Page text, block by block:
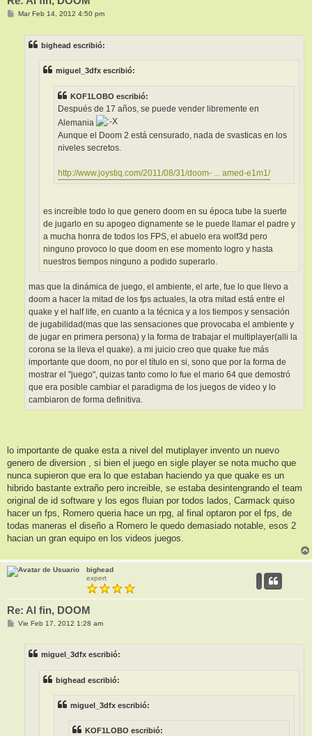
MMar Feb 14, 2012 4:50 pm
bighead escribió:
miguel_3dfx escribió:
KOF1LOBO escribió:
Después de 17 años, se puede vender libremente en
Alemania
Aunque el Doom 2 está censurado, nada de svasticas en los
niveles secretos.
http://www.joystiq.com/2011/08/31/doom- ... amed-e1m1/
es increíble todo lo que genero doom en su época tube la suerte
de jugarlo en su apogeo dignamente se le puede llamar el padre y
a mucha honra de todos los FPS, el abuelo era wolf3d pero
ninguno provoco lo que doom en ese momento logro y hasta
nuestros tiempos ninguno a podido superarlo.
mas que la dinámica de juego, el ambiente, el arte, fue lo que llevo a
doom a hacer la mitad de los fps actuales, la otra mitad está entre el
quake y el half life, en cuanto a la técnica y a los tiempos y sensación
de jugabilidad(mas que las sensaciones que provocaba el ambiente y
de jugar en primera persona) y la forma de trabajar el multiplayer(alli la
corona se la lleva el quake). a mi juicio creo que quake fue más
importante que doom, no por el título en si, sono que por la forma de
mostrar el "juego", quizas tanto como lo fue el mario 64 que demostró
que era posible cambiar el paradigma de los juegos de video y lo
cambiaron de forma definitiva.
lo importante de quake esta a nivel del mutiplayer invento un nuevo
genero de diversion , si bien el juego en sigle player se nota mucho que
nunca supieron que era lo que estaban haciendo ya que quake es un
hibrido bastante extraño pero increible, se estaba desintengrando el team
original de id software y los egos fluian por todos lados, Carmack quiso
hacer un fps, Romero queria hace un rpg, al final optaron por el fps, de
todas maneras el diseño a Romero le quedo demasiado notable, esos 2
hacian un gran equipo en los videos juegos.
bighead
expert
Re: Al fin, DOOM
MVie Feb 17, 2012 1:28 am
miguel_3dfx escribió:
bighead escribió:
miguel_3dfx escribió:
KOF1LOBO escribió: